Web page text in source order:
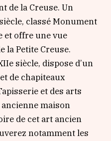
de la Creuse. Un
classé Monument
et offre une vue
la Petite Creuse.
siècle, dispose d’un
de chapiteaux
et des arts
maison
de cet art ancien
notamment les